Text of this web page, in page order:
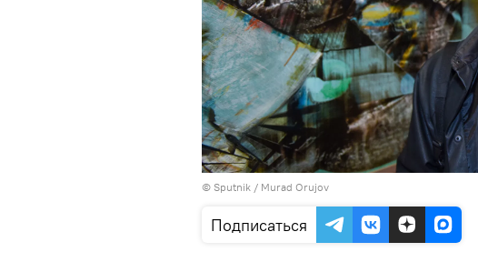
© Sputnik / Murad Orujov
Подписаться